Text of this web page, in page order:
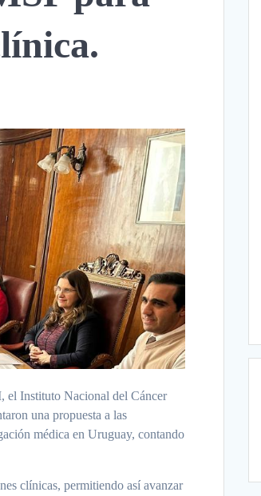
el Instituto Nacional del Cáncer
una propuesta a las
médica en Uruguay, contando
clínicas, permitiendo así avanzar